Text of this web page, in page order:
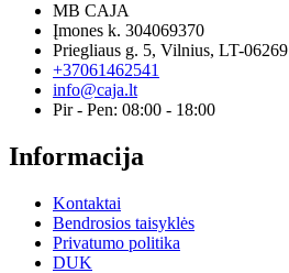
MB CAJA
Įmones k. 304069370
Priegliaus g. 5, Vilnius, LT-06269
+37061462541
info@caja.lt
Pir - Pen: 08:00 - 18:00
Informacija
Kontaktai
Bendrosios taisyklės
Privatumo politika
DUK